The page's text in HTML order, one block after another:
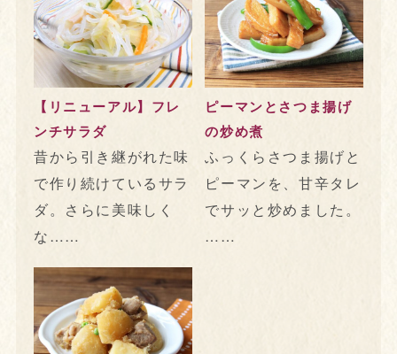
【リニューアル】フレ
ンチサラダ
昔から引き継がれた味
で作り続けているサラ
ダ。さらに美味しく
な……
ピーマンとさつま揚げ
の炒め煮
ふっくらさつま揚げと
ピーマンを、甘辛タレ
でサッと炒めました。
……